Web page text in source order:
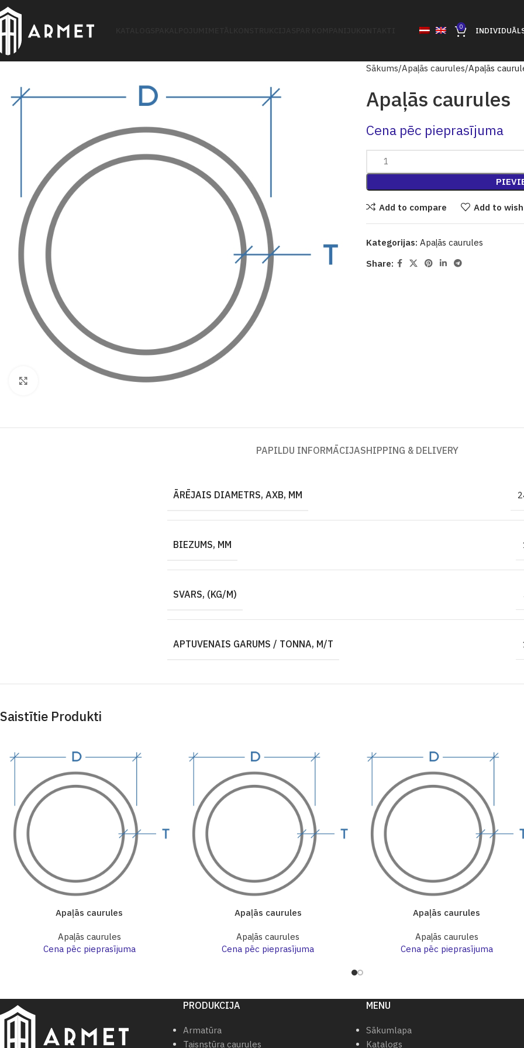
0
Sākums Apaļās caurules Apaļās
Apaļās caurules
Cena pēc pieprasījuma
Add to compare Add to
Kategorijas: Apaļās caurules
Share:
PAPILDU INFORMĀCIJASHIPPING & DELIVERY
ĀRĒJAIS DIAMETRS, AXB, MM
BIEZUMS, MM
SVARS, (KG/M)
APTUVENAIS GARUMS / TONNA, M/T
Saistītie Produkti
Apaļās caurules
Apaļās caurules
Cena pēc pieprasījuma
Apaļās caurules
Apaļās caurules
Cena pēc pieprasījuma
Apaļās caurules
Apaļās caurules
Cena pēc pieprasījuma
PRODUKCIJA
Armatūra
Taisnstūra caurules
MENU
Sākumlapa
Katalogs